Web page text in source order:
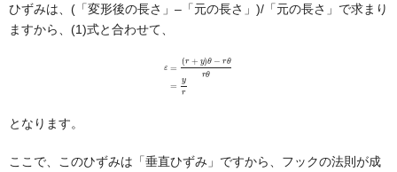
ひずみは、(「変形後の長さ」–「元の長さ」)/「元の長さ」で求まり
ますから、(1)式と合わせて、
y)θ−rθrθ
となります。
ここで、このひずみは「垂直ひずみ」ですから、フックの法則が成